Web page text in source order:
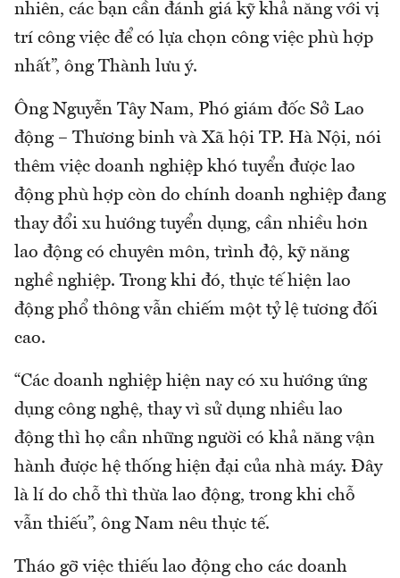
nhiên, các bạn cần đánh giá kỹ khả năng với vị
trí công việc để có lựa chọn công việc phù hợp
nhất”, ông Thành lưu ý.
Ông Nguyễn Tây Nam, Phó giám đốc Sở Lao
động – Thương binh và Xã hội TP. Hà Nội, nói
thêm việc doanh nghiệp khó tuyển được lao
động phù hợp còn do chính doanh nghiệp đang
thay đổi xu hướng tuyển dụng, cần nhiều hơn
lao động có chuyên môn, trình độ, kỹ năng
nghề nghiệp. Trong khi đó, thực tế hiện lao
động phổ thông vẫn chiếm một tỷ lệ tương đối
cao.
“Các doanh nghiệp hiện nay có xu hướng ứng
dụng công nghệ, thay vì sử dụng nhiều lao
động thì họ cần những người có khả năng vận
hành được hệ thống hiện đại của nhà máy. Đây
là lí do chỗ thì thừa lao động, trong khi chỗ
vẫn thiếu”, ông Nam nêu thực tế.
Tháo gỡ việc thiếu lao động cho các doanh